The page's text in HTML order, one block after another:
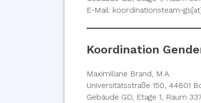
E-Mail: koordinationsteam-
Koordination
Maximiliane Brand, M.A.
Universitätsstraße 150, 44801
Gebäude GD, Etage 1, Raum